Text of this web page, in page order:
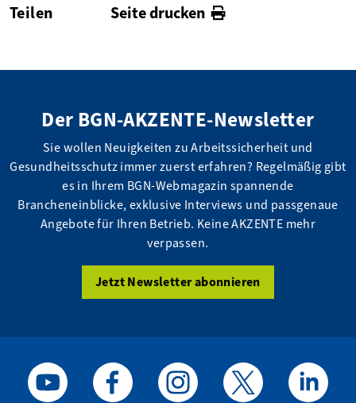
Teilen Seite drucken
Der BGN-AKZENTE-Newsletter
Sie wollen Neuigkeiten zu Arbeitssicherheit und
Gesundheitsschutz immer zuerst erfahren? Regelmäßig gibt
es in Ihrem BGN-Webmagazin spannende
Brancheneinblicke, exklusive Interviews und passgenaue
Angebote für Ihren Betrieb. Keine AKZENTE mehr
verpassen.
Jetzt Newsletter abonnieren